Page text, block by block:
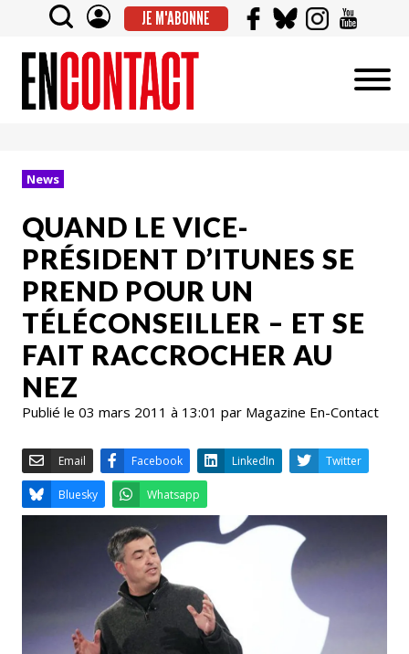
JE M'ABONNE
News
QUAND LE VICE-
PRÉSIDENT D’ITUNES SE
PREND POUR UN
TÉLÉCONSEILLER – ET SE
FAIT RACCROCHER AU
NEZ
Publié le 03 mars 2011 à 13:01 par Magazine En-Contact
Facebook LinkedIn
Bluesky Whatsapp